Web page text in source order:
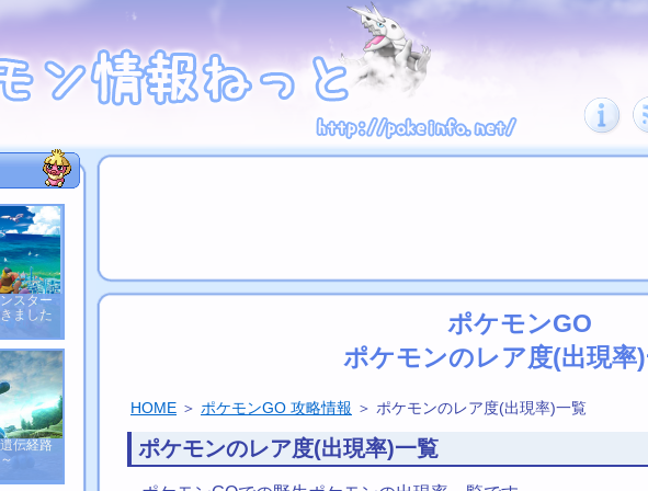
スター
ました
伝経路
ポケモンGO
ポケモンのレア度(出現率
HOME ＞ ポケモンGO 攻略情報 ＞ ポケモンのレア度(出現率)一覧
ポケモンのレア度(出現率)一覧